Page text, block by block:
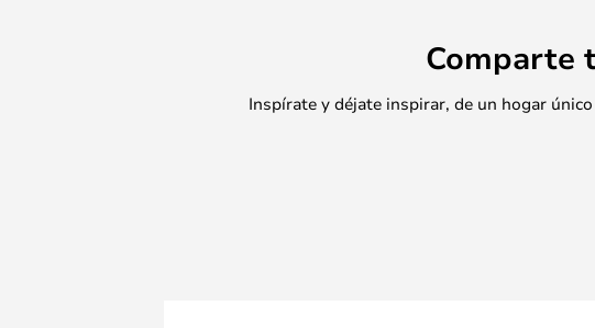
Comparte
Inspírate y déjate inspirar, de un hogar